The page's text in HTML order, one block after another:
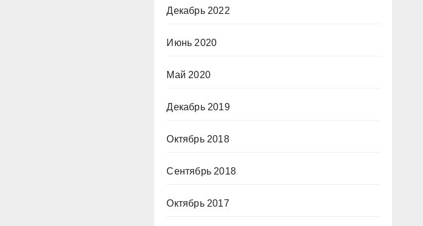
Декабрь 2022
Июнь 2020
Май 2020
Декабрь 2019
Октябрь 2018
Сентябрь 2018
Октябрь 2017